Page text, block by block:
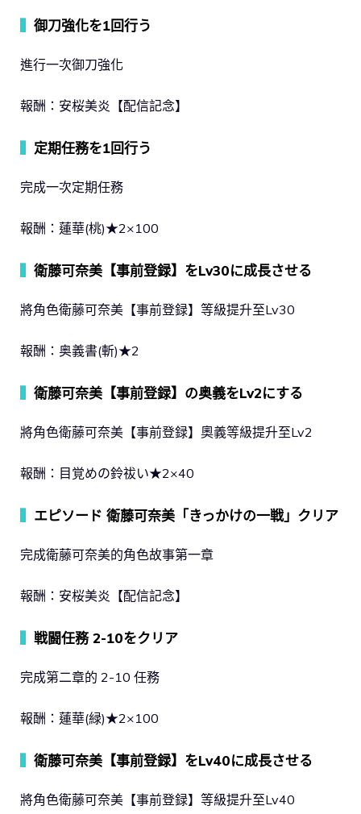
御刀強化を1回行う
進行一次御刀強化
報酬：安桜美炎【配信記念】
定期任務を1回行う
完成一次定期任務
報酬：蓮華(桃)★2×100
衛藤可奈美【事前登録】をLv30に成長させる
將角色衛藤可奈美【事前登録】等級提升至Lv30
報酬：奥義書(斬)★2
衛藤可奈美【事前登録】の奥義をLv2にする
將角色衛藤可奈美【事前登録】奧義等級提升至Lv2
報酬：目覚めの鈴祓い★2×40
エピソード 衛藤可奈美「きっかけの一戦」クリア
完成衛藤可奈美的角色故事第一章
報酬：安桜美炎【配信記念】
戦闘任務 2-10をクリア
完成第二章的 2-10 任務
報酬：蓮華(緑)★2×100
衛藤可奈美【事前登録】をLv40に成長させる
將角色衛藤可奈美【事前登録】等級提升至Lv40